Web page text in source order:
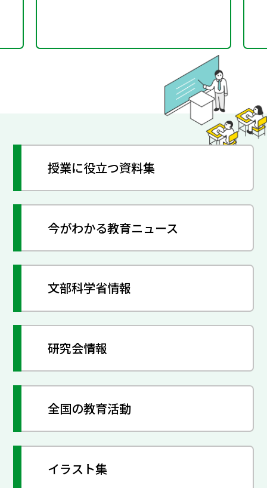
授業に役立つ資料集
今がわかる教育ニュース
文部科学省情報
研究会情報
全国の教育活動
イラスト集